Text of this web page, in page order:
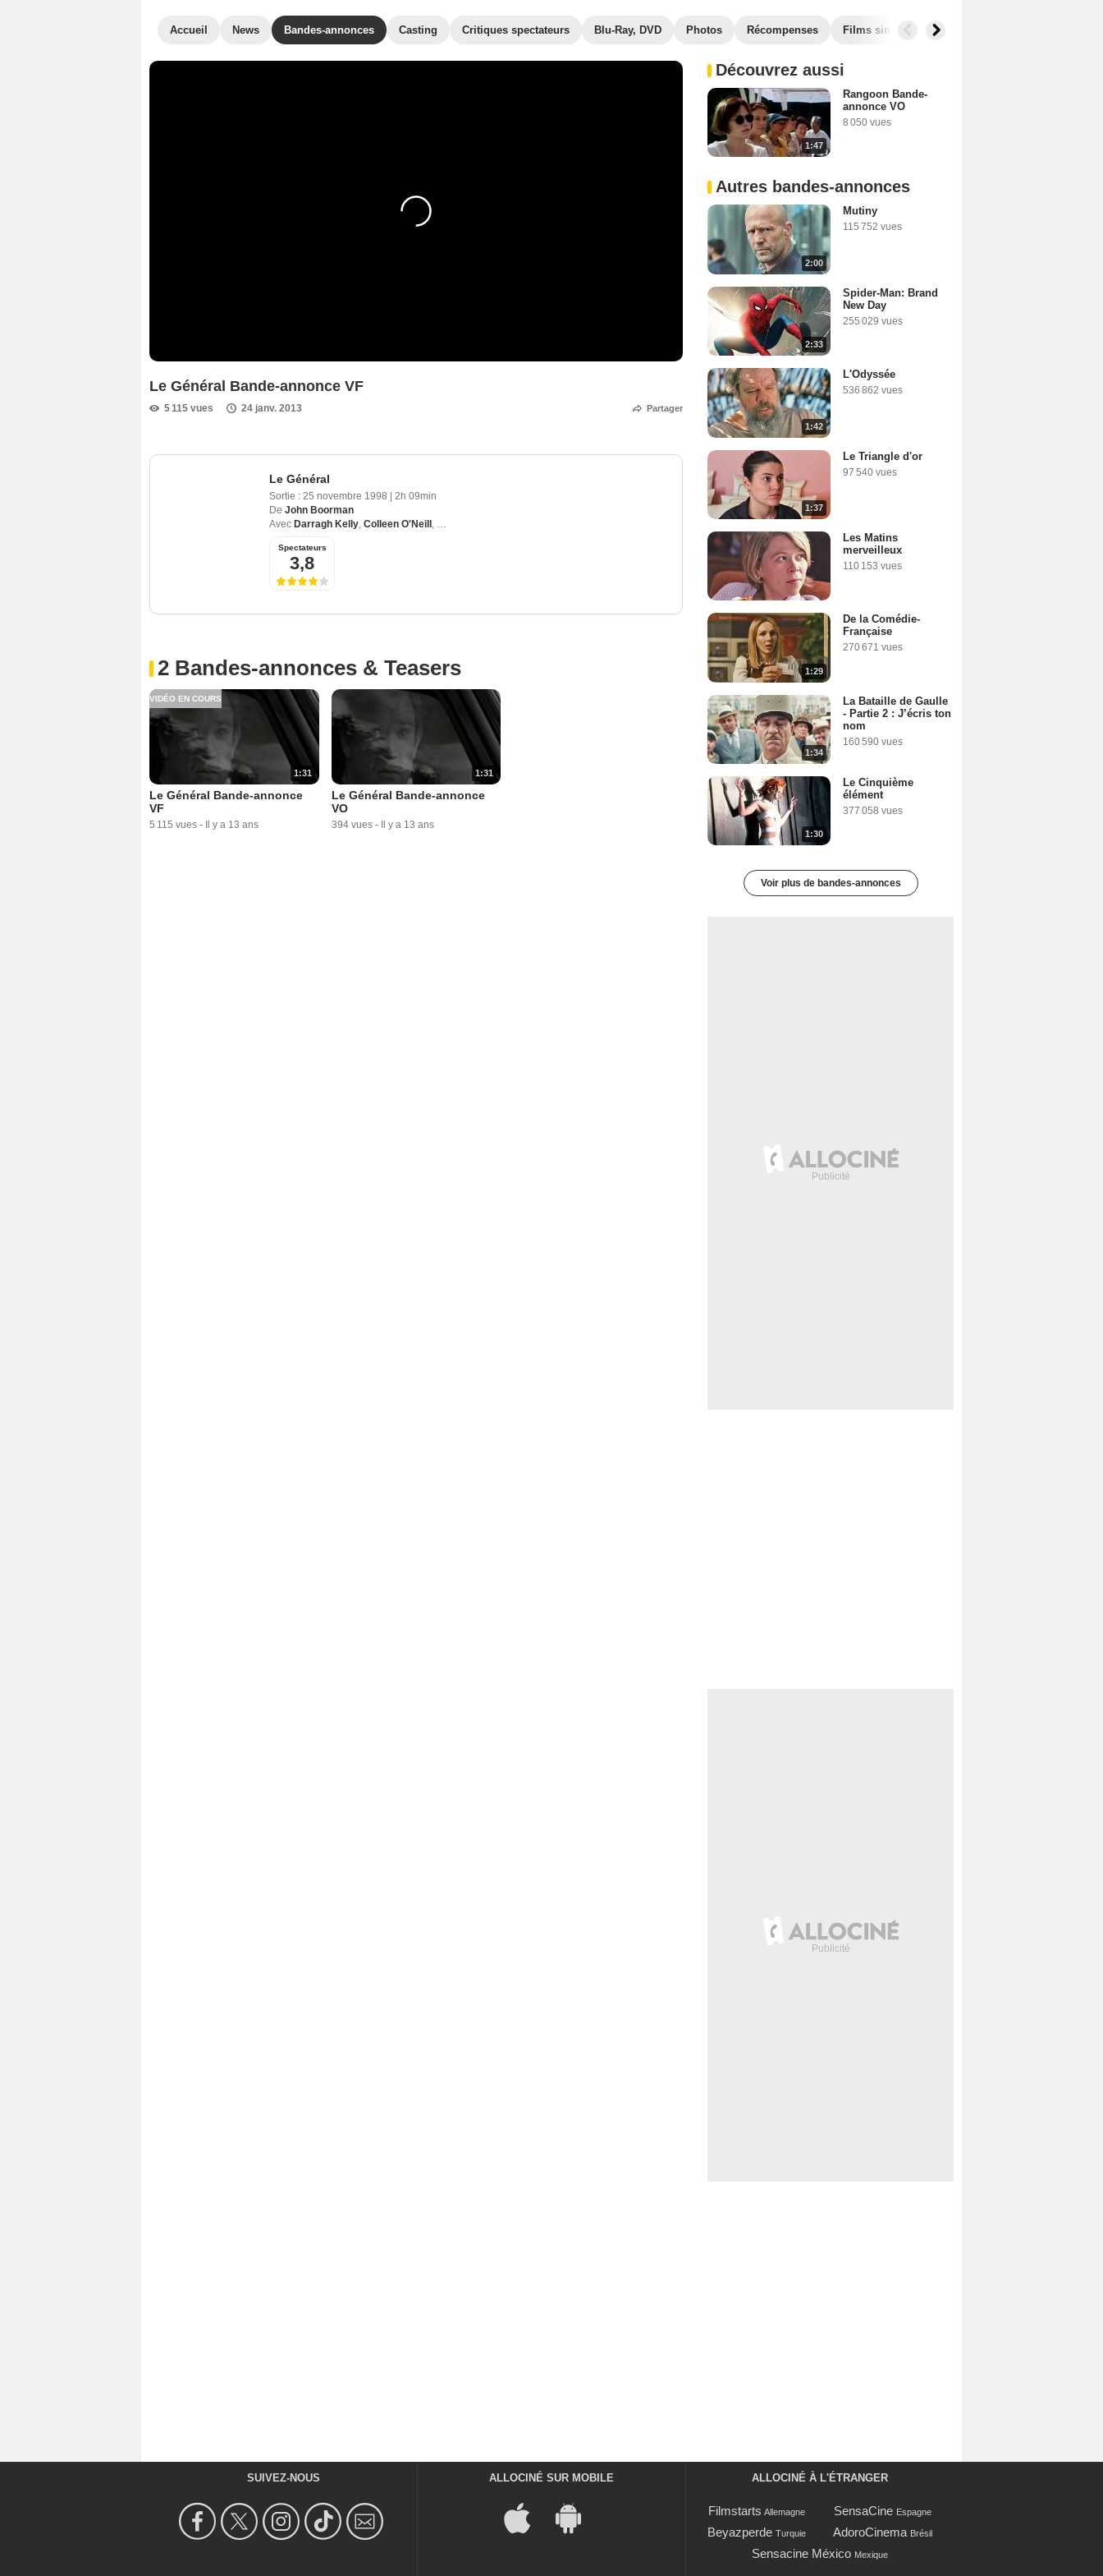
Accueil News Bandes-annonces Casting Critiques spectateurs Blu-Ray, DVD Photos Récompenses Films similaires
Le Général Bande-annonce VF
5 115 vues 24 janv. 2013 Partager
Le Général
Sortie : 25 novembre 1998
2h 09min
De John Boorman
Avec Darragh Kelly, Colleen O'Neill , Pat Laffan
Spectateurs
3,8
2 Bandes-annonces & Teasers
1:31
VIDÉO EN COURS
Le Général Bande-annonce
VF
5 115 vues - Il y a 13 ans
1:31
Le Général Bande-annonce
VO
394 vues - Il y a 13 ans
Découvrez aussi
1:47
Rangoon Bande-
annonce VO
8 050 vues
Autres bandes-annonces
2:00
Mutiny
115 752 vues
2:33
Spider-Man: Brand
New Day
255 029 vues
1:42
L'Odyssée
536 862 vues
1:37
Le Triangle d'or
97 540 vues
Les Matins
merveilleux
110 153 vues
1:29
De la Comédie-
Française
270 671 vues
1:34
La Bataille de Gaulle
- Partie 2 : J’écris ton
nom
160 590 vues
1:30
Le Cinquième
élément
377 058 vues
Voir plus de bandes-annonces
SUIVEZ-NOUS ALLOCINÉ SUR MOBILE ALLOCINÉ À L'ÉTRANGER
Filmstarts Allemagne SensaCine Espagne
Beyazperde Turquie AdoroCinema Brésil
Sensacine México Mexique